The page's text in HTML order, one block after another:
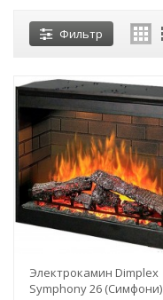
Фильтр
Электрокамин Dimplex
Symphony 26 (Симфони)